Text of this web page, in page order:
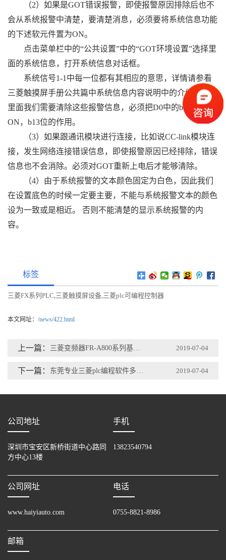
（2）如果是GOT错误报警，即使报警原因排除后也不
会从系统报警中清楚，要清楚消息，必须要将系统信息功能
的下述软元件置为ON。
点击菜单栏中的“公共设置”中的“GOT环境设置”选择里
面的系统信息，打开系统信息对话框。
系统信号1-1中每一位都有其相应的意思，详情请参看
三菱触摸屏手册公共篇中系统信息内容说明中的介绍，在这
里面我们需要清除这些报警信息，必须把D0中的b13位置为
ON，b13位的作用。
（3）如果跟通讯模块进行连接，比如说CC-link模块连
接，发生网络连接错误信息，即使报警原因已经排除，错误
信息也不会消除。必须对GOT重新上电后才能够清除。
（4）由于系统报警的文本颜色固定为白色，因此我们
在设置底色的时候一定要主要，不能与系统报警文本的颜色
设为一致或是相近。 否则不能清楚的显示系统报警的内
容。
标签
三菱FX系列PLC,三菱触摸屏设备,三菱plc可编程控制器
本文网址： /news/422.html
上一篇： 三菱变频器FR-A800系列基准频率与电压的设定 2019-07-04
下一篇： 东莞专业三菱plc编程软件多少钱 2019-07-04
公司地址
深圳市宝安区新桥街道中心路同
方中心13楼
手机
13823540794
公司网址
www.haiyiauto.com
电话
0755-8821-8986
邮箱